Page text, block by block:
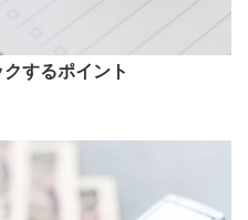
するポイント